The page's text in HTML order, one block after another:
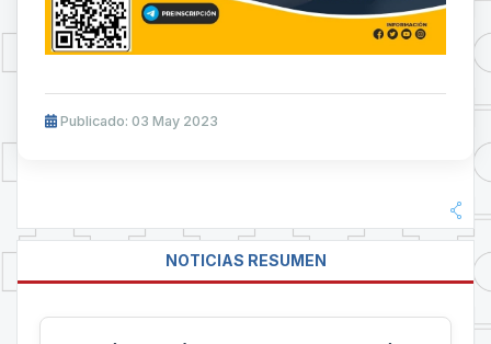
Publicado: 03 May 2023
NOTICIAS RESUMEN